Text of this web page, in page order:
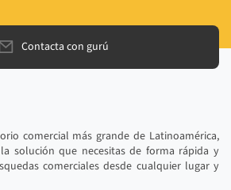
Contacta con gurú
comercial más grande de Latinoamérica,
solución que necesitas de forma rápida y
comerciales desde cualquier lugar y